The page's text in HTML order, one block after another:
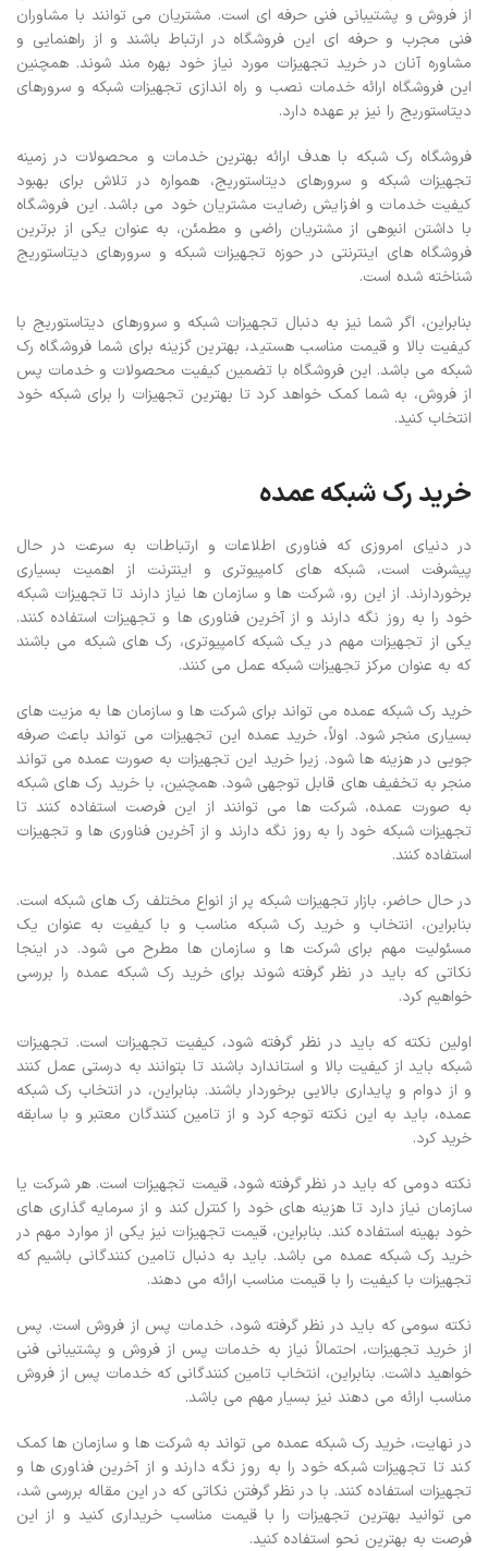
از فروش و پشتیبانی فنی حرفه ای است. مشتریان می توانند با مشاوران
فنی مجرب و حرفه ای این فروشگاه در ارتباط باشند و از راهنمایی و
مشاوره آنان در خرید تجهیزات مورد نیاز خود بهره مند شوند. همچنین
این فروشگاه ارائه خدمات نصب و راه اندازی تجهیزات شبکه و سرورهای
دیتاستوریج را نیز بر عهده دارد.
فروشگاه رک شبکه با هدف ارائه بهترین خدمات و محصولات در زمینه
تجهیزات شبکه و سرورهای دیتاستوریج، همواره در تلاش برای بهبود
کیفیت خدمات و افزایش رضایت مشتریان خود می باشد. این فروشگاه
با داشتن انبوهی از مشتریان راضی و مطمئن، به عنوان یکی از برترین
فروشگاه های اینترنتی در حوزه تجهیزات شبکه و سرورهای دیتاستوریج
شناخته شده است.
بنابراین، اگر شما نیز به دنبال تجهیزات شبکه و سرورهای دیتاستوریج با
کیفیت بالا و قیمت مناسب هستید، بهترین گزینه برای شما فروشگاه رک
شبکه می باشد. این فروشگاه با تضمین کیفیت محصولات و خدمات پس
از فروش، به شما کمک خواهد کرد تا بهترین تجهیزات را برای شبکه خود
انتخاب کنید.
خرید رک شبکه عمده
در دنیای امروزی که فناوری اطلاعات و ارتباطات به سرعت در حال
پیشرفت است، شبکه های کامپیوتری و اینترنت از اهمیت بسیاری
برخوردارند. از این رو، شرکت ها و سازمان ها نیاز دارند تا تجهیزات شبکه
خود را به روز نگه دارند و از آخرین فناوری ها و تجهیزات استفاده کنند.
یکی از تجهیزات مهم در یک شبکه کامپیوتری، رک های شبکه می باشند
که به عنوان مرکز تجهیزات شبکه عمل می کنند.
خرید رک شبکه عمده می تواند برای شرکت ها و سازمان ها به مزیت های
بسیاری منجر شود. اولاً، خرید عمده این تجهیزات می تواند باعث صرفه
جویی در هزینه ها شود. زیرا خرید این تجهیزات به صورت عمده می تواند
منجر به تخفیف های قابل توجهی شود. همچنین، با خرید رک های شبکه
به صورت عمده، شرکت ها می توانند از این فرصت استفاده کنند تا
تجهیزات شبکه خود را به روز نگه دارند و از آخرین فناوری ها و تجهیزات
استفاده کنند.
در حال حاضر، بازار تجهیزات شبکه پر از انواع مختلف رک های شبکه است.
بنابراین، انتخاب و خرید رک شبکه مناسب و با کیفیت به عنوان یک
مسئولیت مهم برای شرکت ها و سازمان ها مطرح می شود. در اینجا
نکاتی که باید در نظر گرفته شوند برای خرید رک شبکه عمده را بررسی
خواهیم کرد.
اولین نکته که باید در نظر گرفته شود، کیفیت تجهیزات است. تجهیزات
شبکه باید از کیفیت بالا و استاندارد باشند تا بتوانند به درستی عمل کنند
و از دوام و پایداری بالایی برخوردار باشند. بنابراین، در انتخاب رک شبکه
عمده، باید به این نکته توجه کرد و از تامین کنندگان معتبر و با سابقه
خرید کرد.
نکته دومی که باید در نظر گرفته شود، قیمت تجهیزات است. هر شرکت یا
سازمان نیاز دارد تا هزینه های خود را کنترل کند و از سرمایه گذاری های
خود بهینه استفاده کند. بنابراین، قیمت تجهیزات نیز یکی از موارد مهم در
خرید رک شبکه عمده می باشد. باید به دنبال تامین کنندگانی باشیم که
تجهیزات با کیفیت را با قیمت مناسب ارائه می دهند.
نکته سومی که باید در نظر گرفته شود، خدمات پس از فروش است. پس
از خرید تجهیزات، احتمالاً نیاز به خدمات پس از فروش و پشتیبانی فنی
خواهید داشت. بنابراین، انتخاب تامین کنندگانی که خدمات پس از فروش
مناسب ارائه می دهند نیز بسیار مهم می باشد.
در نهایت، خرید رک شبکه عمده می تواند به شرکت ها و سازمان ها کمک
کند تا تجهیزات شبکه خود را به روز نگه دارند و از آخرین فناوری ها و
تجهیزات استفاده کنند. با در نظر گرفتن نکاتی که در این مقاله بررسی شد،
می توانید بهترین تجهیزات را با قیمت مناسب خریداری کنید و از این
فرصت به بهترین نحو استفاده کنید.